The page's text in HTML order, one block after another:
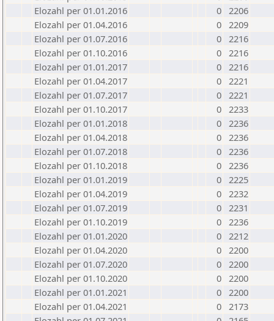
Elozahl per 01.01.2016
0 2206
Elozahl per 01.04.2016
0 2209
Elozahl per 01.07.2016
0 2216
Elozahl per 01.10.2016
0 2216
Elozahl per 01.01.2017
0 2216
Elozahl per 01.04.2017
0 2221
Elozahl per 01.07.2017
0 2221
Elozahl per 01.10.2017
0 2233
Elozahl per 01.01.2018
0 2236
Elozahl per 01.04.2018
0 2236
Elozahl per 01.07.2018
0 2236
Elozahl per 01.10.2018
0 2236
Elozahl per 01.01.2019
0 2225
Elozahl per 01.04.2019
0 2232
Elozahl per 01.07.2019
0 2231
Elozahl per 01.10.2019
0 2236
Elozahl per 01.01.2020
0 2212
Elozahl per 01.04.2020
0 2200
Elozahl per 01.07.2020
0 2200
Elozahl per 01.10.2020
0 2200
Elozahl per 01.01.2021
0 2200
Elozahl per 01.04.2021
0 2173